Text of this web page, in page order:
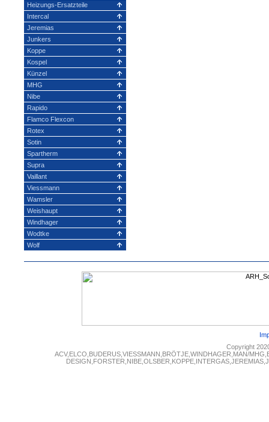
Heizungs-Ersatzteile
Intercal
Jeremias
Junkers
Koppe
Kospel
Künzel
MHG
Nibe
Rapido
Flamco Flexcon
Rotex
Sotin
Spartherm
Supra
Vaillant
Viessmann
Wamsler
Weishaupt
Windhager
Wodtke
Wolf
Copyright
ACV,ELCO,BUDERUS,VIESSMANN,BRÖTJE,WINDHAGER,MAN/